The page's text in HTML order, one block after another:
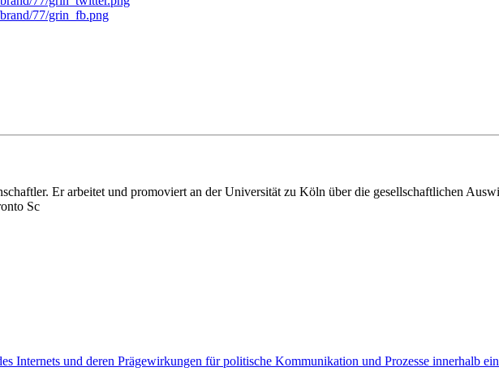
Er arbeitet und promoviert an der Universität zu Köln über die gesellschaftlichen
Sc
Internets und deren Prägewirkungen für politische Kommunikation und Prozesse innerhalb